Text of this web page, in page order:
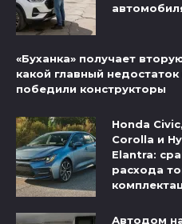
«Буханка» получает
какой главный
победили конструкторы
Honda
Corolla и
Elantra:
расхода
Автодом